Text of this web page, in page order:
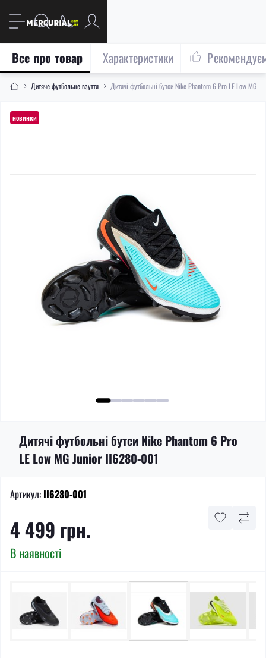
Дитяче футбольне взуття Дитячі футбольні бутси Nike Phantom 6 Pro LE Low MG
Все про товар Характеристики
новинки
Дитячі футбольні бутси Nike Phantom 6 Pro
LE Low MG Junior II6280-001
Артикул: II6280-001
4 499 грн.
В наявності